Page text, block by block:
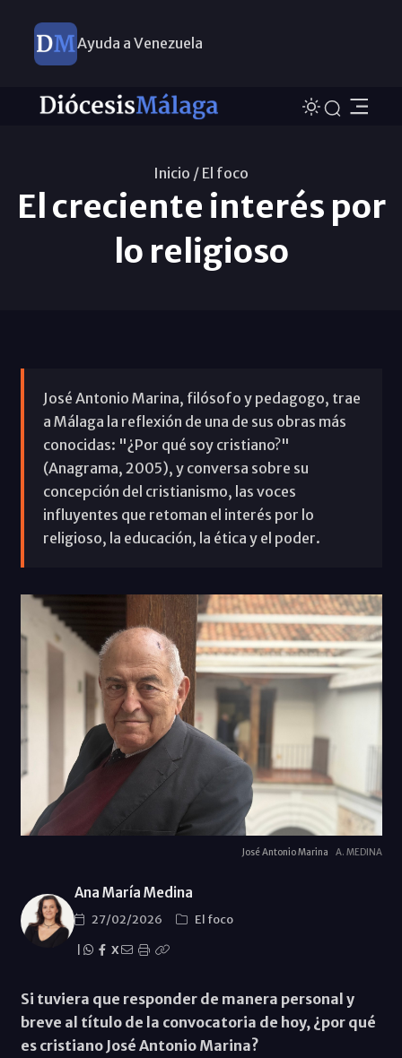
Ayuda a Venezuela
Inicio / El foco
El creciente interés por
lo religioso
José Antonio Marina, filósofo y pedagogo, trae
a Málaga la reflexión de una de sus obras más
conocidas: "¿Por qué soy cristiano?"
(Anagrama, 2005), y conversa sobre su
concepción del cristianismo, las voces
influyentes que retoman el interés por lo
religioso, la educación, la ética y el poder.
José Antonio Marina A. MEDINA
Ana María Medina
27/02/2026
El foco
X
Si tuviera que responder de manera personal y
breve al título de la convocatoria de hoy, ¿por qué
es cristiano José Antonio Marina?